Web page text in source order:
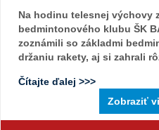
Na hodinu telesnej výchovy
bedmintonového klubu ŠK
zoznámili so základmi
držaniu rakety, aj si zahrali
Čítajte ďalej >>>